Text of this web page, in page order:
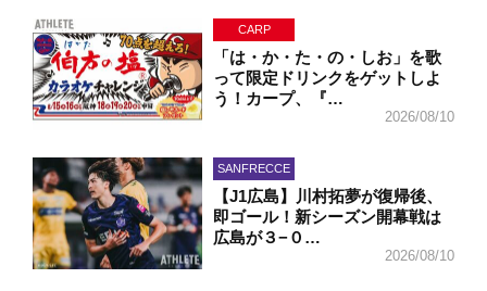
CARP
「は・か・た・の・しお」を歌
って限定ドリンクをゲットしよ
う！カープ、『…
2026/08/10
SANFRECCE
【J1広島】川村拓夢が復帰後、
即ゴール！新シーズン開幕戦は
広島が３−０…
2026/08/10